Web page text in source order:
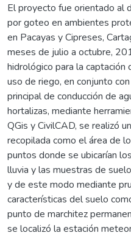
El proyecto fue orientado al
por goteo en ambientes
en Pacayas y Cipreses,
meses de julio a octubre,
hidrológico para la captación
uso de riego, en conjunto
principal de conducción de
hortalizas, mediante
QGis y CivilCAD, se realizó
recopilada como el área de
puntos donde se ubicarían
lluvia y las muestras de
y de este modo mediante
características del suelo
punto de marchitez
se localizó la estación